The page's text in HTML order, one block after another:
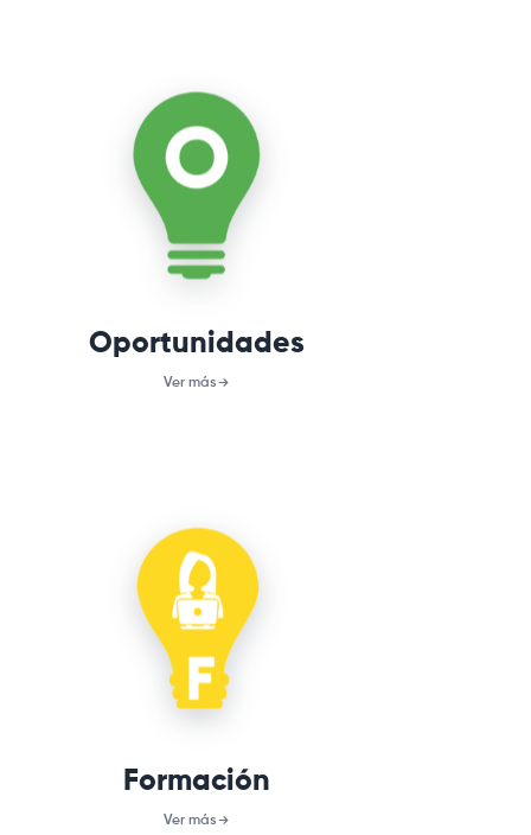
Oportunidades
Ver más
Oportunidades de trabajo,
becas, subsidios y cursos.
Formación
Ver más
Cursos, talleres y charlas
enfocadas al fortalecimiento de
las mujeres en el entorno del
emprendimiento.